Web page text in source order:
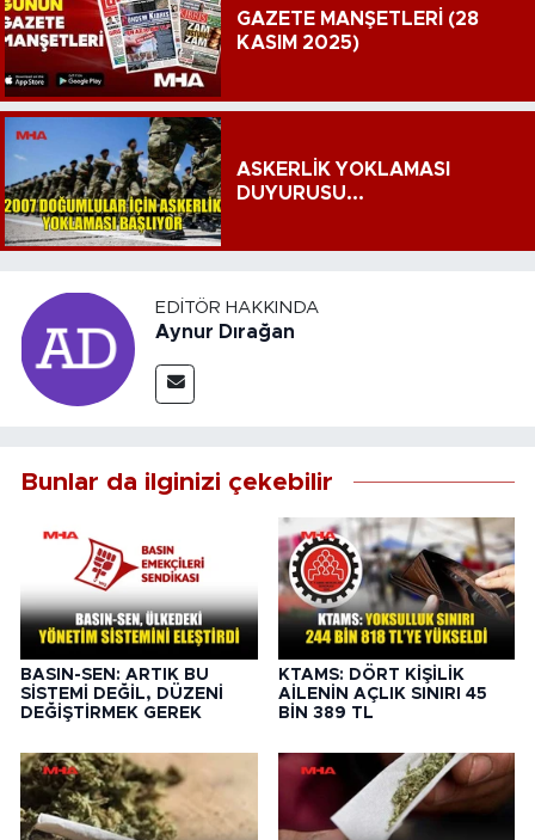
GAZETE MANŞETLERİ (28
KASIM 2025)
ASKERLİK YOKLAMASI
DUYURUSU...
EDITÖR HAKKINDA
Aynur Dırağan
Bunlar da ilginizi çekebilir
BASIN-SEN: ARTIK BU
SİSTEMİ DEĞİL, DÜZENİ
DEĞİŞTİRMEK GEREK
KTAMS: DÖRT KİŞİLİK
AİLENİN AÇLIK SINIRI 45
BİN 389 TL